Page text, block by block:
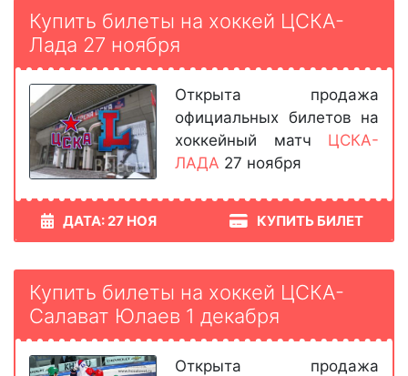
Купить билеты на хоккей ЦСКА-
Лада 27 ноября
Открыта продажа
официальных билетов на
хоккейный матч ЦСКА-
ЛАДА 27 ноября
ДАТА: 27 НОЯ КУПИТЬ БИЛЕТ
Купить билеты на хоккей ЦСКА-
Салават Юлаев 1 декабря
Открыта продажа